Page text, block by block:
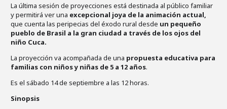
La última sesión de proyecciones está destinada al público familiar
y permitirá ver una excepcional joya de la animación actual,
que cuenta las peripecias del éxodo rural desde un pequeño
pueblo de Brasil a la gran ciudad a través de los ojos del
niño Cuca.
La proyección va acompañada de una propuesta educativa para
familias con niños y niñas de 5 a 12 años.
Es el sábado 14 de septiembre a las 12 horas.
Sinopsis